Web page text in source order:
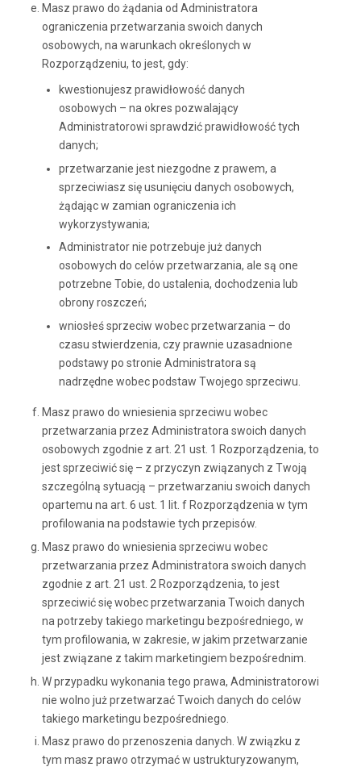
Masz prawo do żądania od Administratora
ograniczenia przetwarzania swoich danych
osobowych, na warunkach określonych w
Rozporządzeniu, to jest, gdy:
kwestionujesz prawidłowość danych
osobowych – na okres pozwalający
Administratorowi sprawdzić prawidłowość tych
danych;
przetwarzanie jest niezgodne z prawem, a
sprzeciwiasz się usunięciu danych osobowych,
żądając w zamian ograniczenia ich
wykorzystywania;
Administrator nie potrzebuje już danych
osobowych do celów przetwarzania, ale są one
potrzebne Tobie, do ustalenia, dochodzenia lub
obrony roszczeń;
wniosłeś sprzeciw wobec przetwarzania – do
czasu stwierdzenia, czy prawnie uzasadnione
podstawy po stronie Administratora są
nadrzędne wobec podstaw Twojego sprzeciwu.
Masz prawo do wniesienia sprzeciwu wobec
przetwarzania przez Administratora swoich danych
osobowych zgodnie z art. 21 ust. 1 Rozporządzenia, to
jest sprzeciwić się – z przyczyn związanych z Twoją
szczególną sytuacją – przetwarzaniu swoich danych
opartemu na art. 6 ust. 1 lit. f Rozporządzenia w tym
profilowania na podstawie tych przepisów.
Masz prawo do wniesienia sprzeciwu wobec
przetwarzania przez Administratora swoich danych
zgodnie z art. 21 ust. 2 Rozporządzenia, to jest
sprzeciwić się wobec przetwarzania Twoich danych
na potrzeby takiego marketingu bezpośredniego, w
tym profilowania, w zakresie, w jakim przetwarzanie
jest związane z takim marketingiem bezpośrednim.
W przypadku wykonania tego prawa, Administratorowi
nie wolno już przetwarzać Twoich danych do celów
takiego marketingu bezpośredniego.
Masz prawo do przenoszenia danych. W związku z
tym masz prawo otrzymać w ustrukturyzowanym,